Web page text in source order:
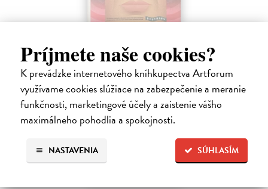
Príjmete naše cookies?
K prevádzke internetového kníhkupectva Artforum
využívame cookies slúžiace na zabezpečenie a meranie
funkčnosti, marketingové účely a zaistenie vášho
maximálneho pohodlia a spokojnosti.
SÚHLASÍM
NASTAVENIA
kolektív autorov| Kniha
Chcete spoznať unikátne, málo známe miesta na Slovensku a objaviť
doteraz neobjavené kúty našej krajiny? Štvrté vydanie obľúbeného
knižného sprievodcu DobroDruh vás opäť pozýva na potulky po
slovenskej…
Na sklade ?
24,99 €